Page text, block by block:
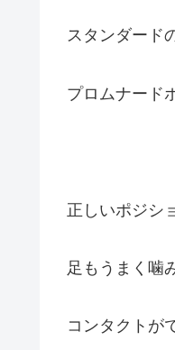
スタンダード
プロムナード
正しいポジシ
足もうまく噛
コンタクトが